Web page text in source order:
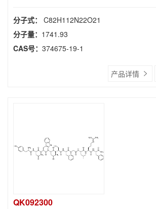
分子式： C82H112N22O21
分子量： 1741.93
CAS号： 374675-19-1
产品详情
QK092300